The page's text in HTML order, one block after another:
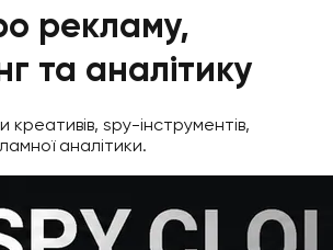
рекламу,
та аналітику
креативів, spy-інструментів,
аналітики.